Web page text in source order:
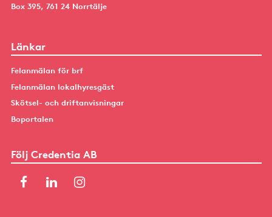
Box 395, 761 24 Norrtälje
Länkar
Felanmälan för brf
Felanmälan lokalhyresgäst
Skötsel- och driftanvisningar
Boportalen
Följ Credentia AB